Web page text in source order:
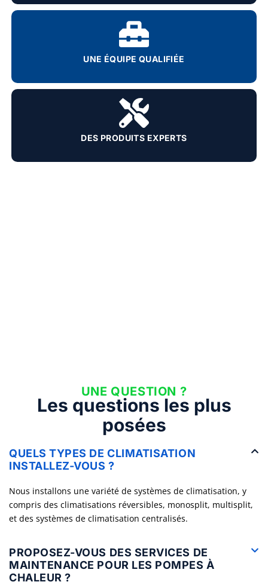
UNE ÉQUIPE QUALIFIÉE
DES PRODUITS EXPERTS
UNE QUESTION ?
Les questions les plus
posées
QUELS TYPES DE CLIMATISATION
INSTALLEZ-VOUS ?
Nous installons une variété de systèmes de climatisation, y
compris des climatisations réversibles, monosplit, multisplit,
et des systèmes de climatisation centralisés.
PROPOSEZ-VOUS DES SERVICES DE
MAINTENANCE POUR LES POMPES À
CHALEUR ?